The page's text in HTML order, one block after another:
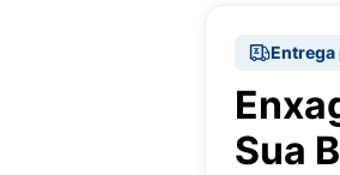
Entrega
Sua